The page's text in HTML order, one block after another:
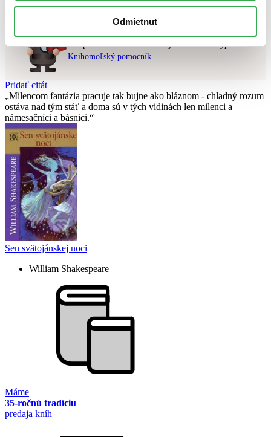
Odmietnuť
Náš pomocník Sherlock vám ju s radosťou vypátra!
Knihomoľský pomocník
Pridať citát
Milencom fantázia pracuje tak bujne ako bláznom - chladný rozum
ostáva nad tým stáť a doma sú v tých vidinách len milenci a
námesačníci a básnici.
Sen svätojánskej noci
William Shakespeare
Máme
35-ročnú tradíciu
predaja kníh